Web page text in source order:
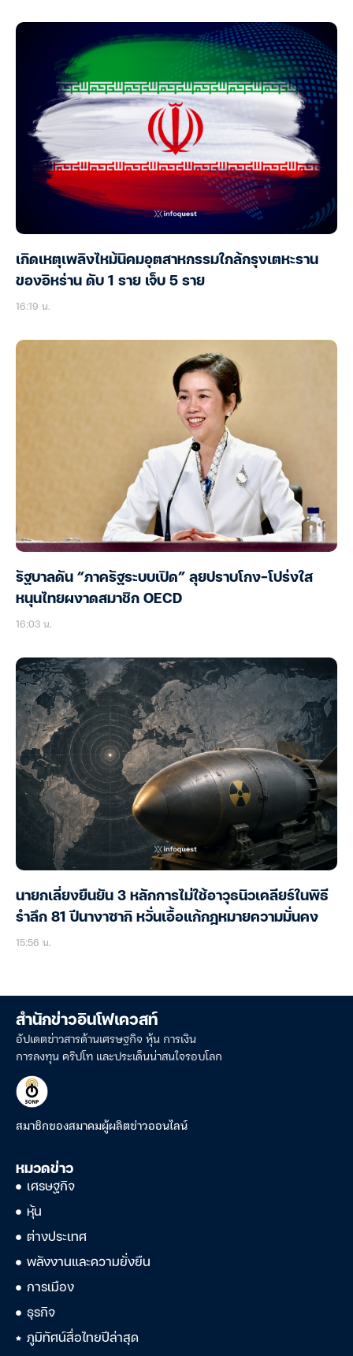
เกิดเหตุเพลิงไหม้นิคมอุตสาหกรรมใกล้กรุงเตหะราน
ของอิหร่าน ดับ 1 ราย เจ็บ 5 ราย
16:19 น.
รัฐบาลดัน “ภาครัฐระบบเปิด” ลุยปราบโกง-โปร่งใส
หนุนไทยผงาดสมาชิก OECD
16:03 น.
นายกเลี่ยงยืนยัน 3 หลักการไม่ใช้อาวุธนิวเคลียร์ในพิธี
รำลึก 81 ปีนางาซากิ หวั่นเอื้อแก้กฎหมายความมั่นคง
15:56 น.
สำนักข่าวอินโฟเควสท์
อัปเดตข่าวสารด้านเศรษฐกิจ หุ้น การเงิน
การลงทุน คริปโท และประเด็นน่าสนใจรอบโลก
สมาชิกของสมาคมผู้ผลิตข่าวออนไลน์
หมวดข่าว
เศรษฐกิจ
หุ้น
ต่างประเทศ
พลังงานและความยั่งยืน
การเมือง
ธุรกิจ
ภูมิทัศน์สื่อไทยปีล่าสุด